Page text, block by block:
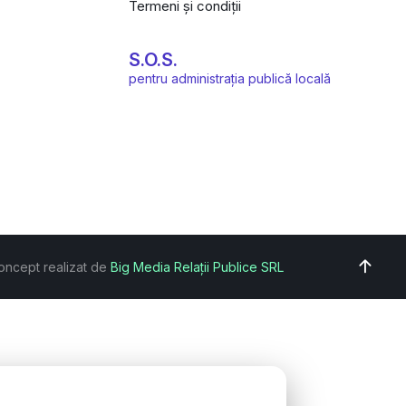
Termeni și condiții
S.O.S.
pentru administrația publică locală
realizat de Big Media Relații Publice SRL